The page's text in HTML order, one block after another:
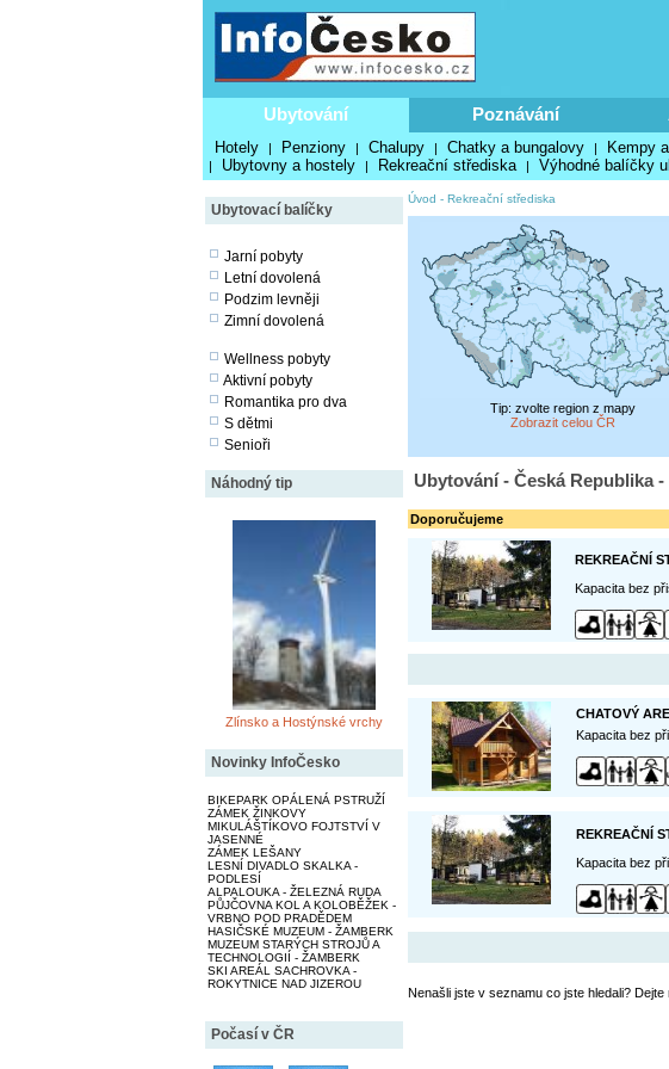
Ubytování Poznávání
Hotely | Penziony | Chalupy | Chatky a bungalovy | Kempy
| Ubytovny a hostely | Rekreační střediska | Výhodné balíčky
Ubytovací balíčky
Jarní pobyty
Letní dovolená
Podzim levněji
Zimní dovolená
Wellness pobyty
Aktivní pobyty
Romantika pro dva
S dětmi
Senioři
Náhodný tip
Zlínsko a Hostýnské vrchy
Novinky InfoČesko
BIKEPARK OPÁLENÁ PSTRUŽÍ
ZÁMEK ŽINKOVY
MIKULÁŠTÍKOVO FOJTSTVÍ V
JASENNÉ
ZÁMEK LEŠANY
LESNÍ DIVADLO SKALKA -
PODLESÍ
ALPALOUKA - ŽELEZNÁ RUDA
PŮJČOVNA KOL A KOLOBĚŽEK -
VRBNO POD PRADĚDEM
HASIČSKÉ MUZEUM - ŽAMBERK
MUZEUM STARÝCH STROJŮ A
TECHNOLOGIÍ - ŽAMBERK
SKI AREÁL SACHROVKA -
ROKYTNICE NAD JIZEROU
Počasí v ČR
Úvod - Rekreační střediska
Tip: zvolte region z mapy
Zobrazit celou ČR
Ubytování - Česká Republika
Doporučujeme
REKREAČNÍ
Kapacita bez
CHATOVÝ
Kapacita bez
REKREAČNÍ
Kapacita bez
Nenašli jste v seznamu co jste hledali? Dejte